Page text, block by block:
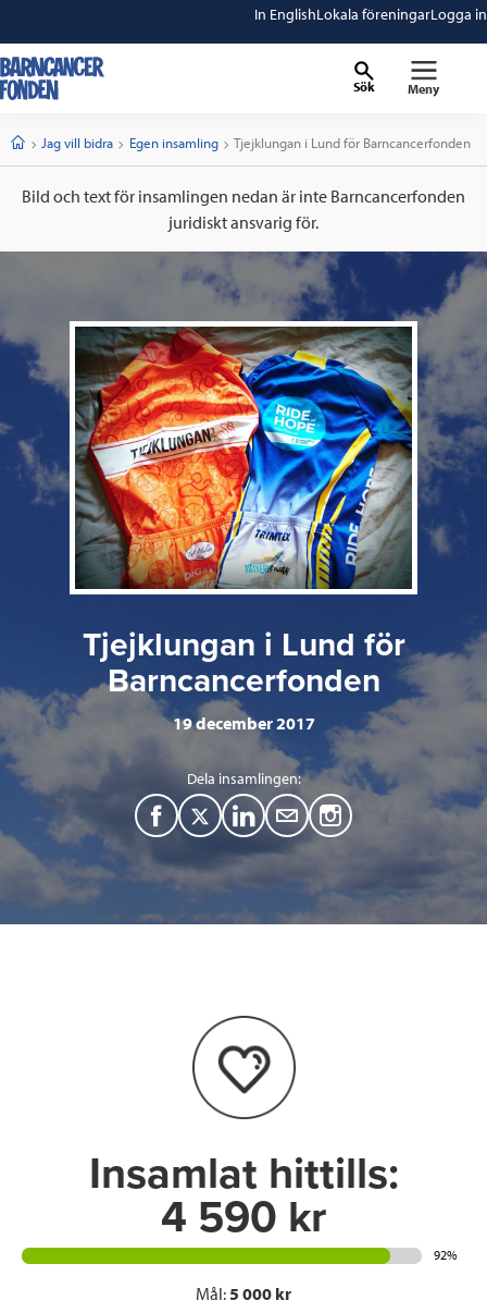
In EnglishLokala föreningarLogga in
Sök Meny
StartJag vill bidra Egen insamling Current:
Tjejklungan i Lund för Barncancerfonden
Bild och text för insamlingen nedan är inte Barncancerfonden
juridiskt ansvarig för.
Tjejklungan i Lund för
Barncancerfonden
19 december 2017
Dela insamlingen:
F
a
T
w
e
L
i
I
n
M
Insamlat hittills:
4 590 kr
92%
Mål:5 000 kr